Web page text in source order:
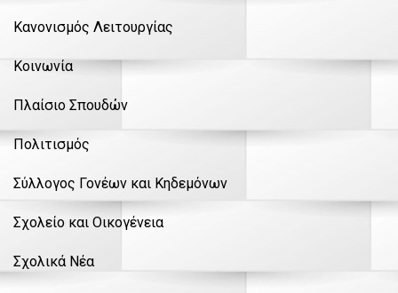
Κανονισμός Λειτουργίας
Κοινωνία
Πλαίσιο Σπουδών
Πολιτισμός
Σύλλογος Γονέων και Κηδεμόνων
Σχολείο και Οικογένεια
Σχολικά Νέα